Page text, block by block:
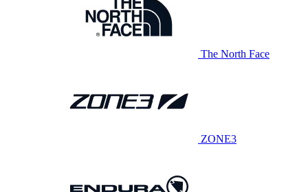
The North Face
ZONE3